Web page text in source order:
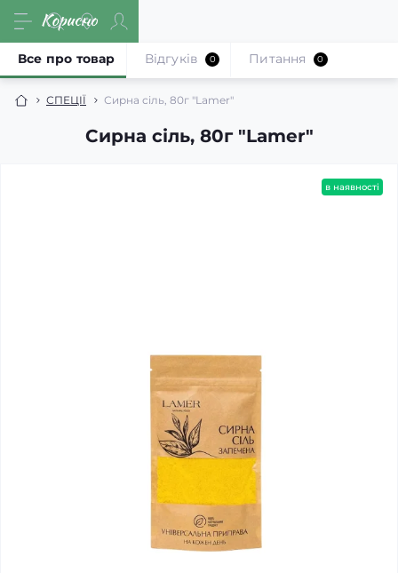
СПЕЦІЇ Сирна сіль, 80г "Lamer"
Сирна сіль, 80г "Lamer"
Все про товар Відгуків 0 Питання 0
в наявності